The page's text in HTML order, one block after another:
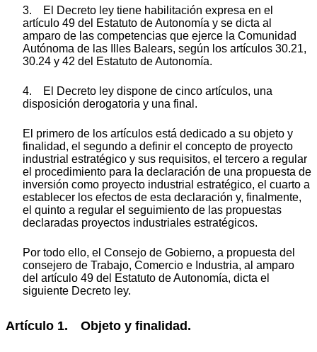
3. El Decreto ley tiene habilitación expresa en el
artículo 49 del Estatuto de Autonomía y se dicta al
amparo de las competencias que ejerce la Comunidad
Autónoma de las Illes Balears, según los artículos 30.21,
30.24 y 42 del Estatuto de Autonomía.
4. El Decreto ley dispone de cinco artículos, una
disposición derogatoria y una final.
El primero de los artículos está dedicado a su objeto y
finalidad, el segundo a definir el concepto de proyecto
industrial estratégico y sus requisitos, el tercero a regular
el procedimiento para la declaración de una propuesta de
inversión como proyecto industrial estratégico, el cuarto a
establecer los efectos de esta declaración y, finalmente,
el quinto a regular el seguimiento de las propuestas
declaradas proyectos industriales estratégicos.
Por todo ello, el Consejo de Gobierno, a propuesta del
consejero de Trabajo, Comercio e Industria, al amparo
del artículo 49 del Estatuto de Autonomía, dicta el
siguiente Decreto ley.
Artículo 1. Objeto y finalidad.